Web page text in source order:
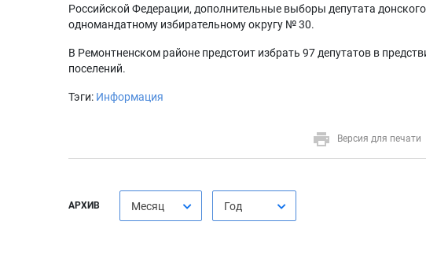
Российской Федерации, дополнительные выборы депутата
одномандатному избирательному округу № 30.
В Ремонтненском районе предстоит избрать 97 депутатов в
поселений.
Тэги: Информация
Версия для печати
АРХИВ Месяц Год